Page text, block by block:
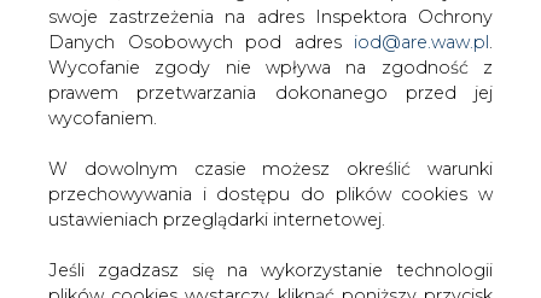
swoje zastrzeżenia na adres Inspektora Ochrony
Danych Osobowych pod adres iod@are.waw.pl
Wycofanie zgody nie wpływa na zgodność z
prawem przetwarzania dokonanego przed jej
wycofaniem.
W dowolnym czasie możesz określić warunki
przechowywania i dostępu do plików cookies w
ustawieniach przeglądarki internetowej.
Jeśli zgadzasz się na wykorzystanie technologii
czyli o 7,17 proc. więcej niż na zamknięciu w poniedziałek.
Natomiast cena kontraktów sierpniowych rosła o 7,02
proc., do 37,85 euro za MWh.
Na zamknięciu w poniedziałek kontrakty lipcowe
MWh.
W dniu ataku Rosji na Ukrainę, 24 lutego 2022 r.,
W szczytowym momencie, w sierpniu 2022 r., ceny gazu